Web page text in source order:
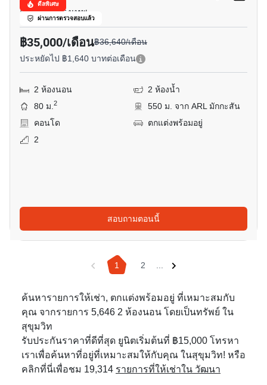
ดีลพิเศษ
ผ่านการตรวจสอบแล้ว
สุขุมวิท, กรุงเทพ
฿35,000/เดือน฿36,640/เดือน
ประหยัดไป ฿1,640 บาทต่อเดือน
2 ห้องนอน
2 ห้องน้ำ
80 ม.2
550 ม. จาก ARL มักกะสัน
คอนโด
ตกแต่งพร้อมอยู่
2
สอบถามตอนนี้
1 2 ...
ค้นหารายการให้เช่า, ตกแต่งพร้อมอยู่ ที่เหมาะสมกับ
คุณ จากรายการ 5,646 2 ห้องนอน โดยเป็นทรัพย์ ใน
สุขุมวิท
รับประกันราคาที่ดีที่สุด ยูนิตเริ่มต้นที่ ฿15,000 โทรหา
เราเพื่อค้นหาที่อยู่ที่เหมาะสมให้กับคุณ ในสุขุมวิท! หรือ
คลิกที่นี่เพื่อชม 19,314 รายการที่ให้เช่าใน วัฒนา